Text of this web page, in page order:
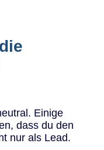
Einige
dass du den
nur als Lead.